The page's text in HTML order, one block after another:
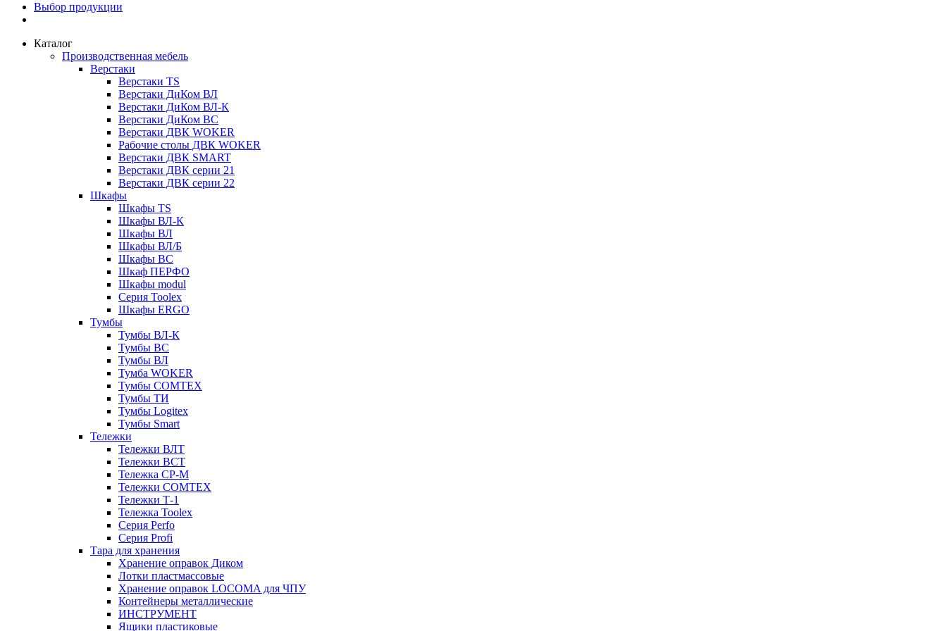
Выбор продукции
Каталог
Производственная мебель
Верстаки
Верстаки TS
Верстаки ДиКом ВЛ
Верстаки ДиКом ВЛ-К
Верстаки ДиКом ВС
Верстаки ДВК WOKER
Рабочие столы ДВК WOKER
Верстаки ДВК SMART
Верстаки ДВК серии 21
Верстаки ДВК серии 22
Шкафы
Шкафы TS
Шкафы ВЛ-К
Шкафы ВЛ
Шкафы ВЛ/Б
Шкафы ВС
Шкаф ПЕРФО
Шкафы modul
Серия Toolex
Шкафы ERGO
Тумбы
Тумбы ВЛ-К
Тумбы ВС
Тумбы ВЛ
Тумба WOKER
Тумбы COMTEX
Тумбы ТИ
Тумбы Logitex
Тумбы Smart
Тележки
Тележки ВЛТ
Тележки ВСТ
Тележка СР-М
Тележки COMTEX
Тележки Т-1
Тележка Toolex
Серия Perfo
Серия Profi
Тара для хранения
Хранение оправок Диком
Лотки пластмассовые
Хранение оправок LOCOMA для ЧПУ
Контейнеры металлические
ИНСТРУМЕНТ
Ящики пластиковые